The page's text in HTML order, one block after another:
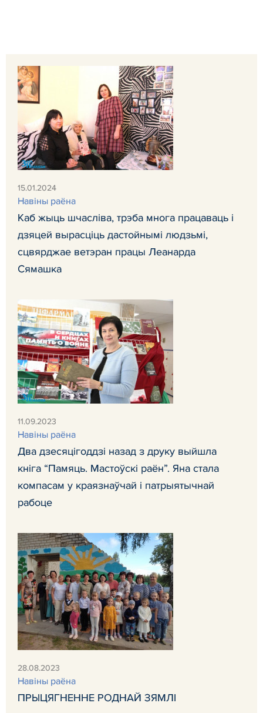
15.01.2024
Навiны раёна
Каб жыць шчасліва, трэба многа працаваць і
дзяцей вырасціць дастойнымі людзьмі,
сцвярджае ветэран працы Леанарда
Сямашка
11.09.2023
Навiны раёна
Два дзесяцігоддзі назад з друку выйшла
кніга “Памяць. Мастоўскі раён”. Яна стала
компасам у краязнаўчай і патрыятычнай
рабоце
28.08.2023
Навiны раёна
ПРЫЦЯГНЕННЕ РОДНАЙ ЗЯМЛІ